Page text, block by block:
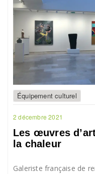
Équipement culturel
2 décembre 2021
Les œuvres
la chaleur
Galeriste française de